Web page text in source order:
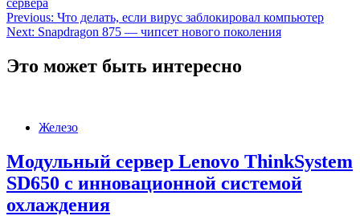
сервера
Навигация
по
записям
Previous: Что делать, если вирус заблокировал компьютер
Next: Snapdragon 875 — чипсет нового поколения
Это может быть интересно
Железо
Модульный сервер Lenovo ThinkSystem
SD650 с инновационной системой
охлаждения